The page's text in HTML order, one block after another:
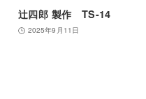
辻四郎 製作 TS-14
2025年9月11日